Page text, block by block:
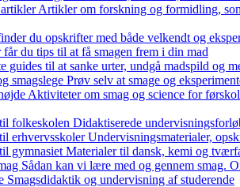
Artikler om forskning og formidling,
du opskrifter med både velkendt og
får du tips til at få smagen frem i din mad
guides til at sanke urter, undgå madspild og
smagslege Prøv selv at smage og
Aktiviteter om smag og science for
folkeskolen Didaktiserede
erhvervsskolerUndervisningsmaterialer,
gymnasiet Materialer til dansk, kemi og
Sådan kan vi lære med og gennem smag.
Smagsdidaktik og undervisning af studerende